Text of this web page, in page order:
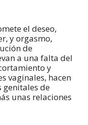
el deseo,
y orgasmo,
de
a una falta del
y
vaginales, hacen
genitales de
unas relaciones